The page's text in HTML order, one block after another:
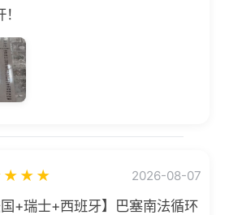
★ ★ ★ 2026-08-07
+瑞士+西班牙】巴塞南法循环